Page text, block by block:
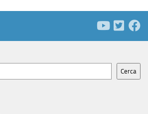
Cerca